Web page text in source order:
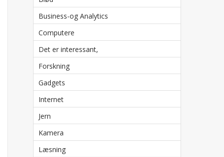
Business-og Analytics
Computere
Det er interessant,
Forskning
Gadgets
Internet
Jern
Kamera
Læsning